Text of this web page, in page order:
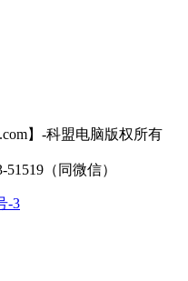
】-科盟电脑版权所有
51519（同微信）
-3